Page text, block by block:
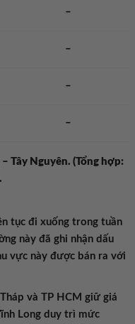
–
–
–
–
Tây Nguyên. (Tổng hợp:
tục đi xuống trong tuần
này đã ghi nhận dấu
vực này được bán ra với
và TP HCM giữ giá
Long duy trì mức